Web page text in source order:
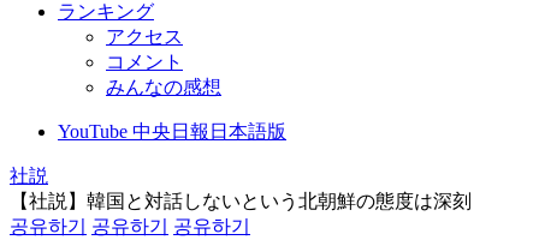
ランキング
アクセス
コメント
みんなの感想
YouTube 中央日報日本語版
社説
【社説】韓国と対話しないという北朝鮮の態度は深刻
공유하기
공유하기
공유하기